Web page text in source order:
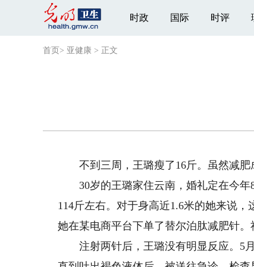
时政 国际 时评
首页 > 亚健康 > 正文
不到三周，王璐瘦了16斤。虽然减肥
30岁的王璐家住云南，婚礼定在今年8
114斤左右。对于身高近1.6米的她来说
她在某电商平台下单了替尔泊肽减肥针。
注射两针后，王璐没有明显反应。5月